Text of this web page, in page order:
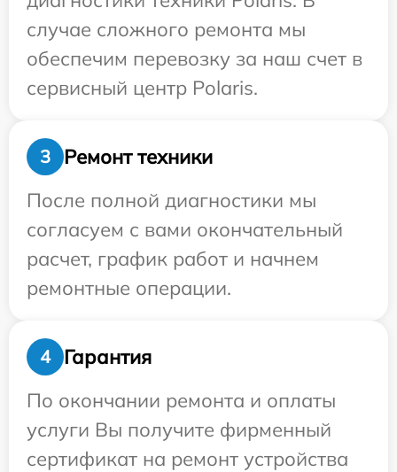
случае сложного ремонта мы
обеспечим перевозку за наш счет в
сервисный центр Polaris.
3
Ремонт техники
После полной диагностики мы
согласуем с вами окончательный
расчет, график работ и начнем
ремонтные операции.
4
Гарантия
По окончании ремонта и оплаты
услуги Вы получите фирменный
сертификат на ремонт устройства